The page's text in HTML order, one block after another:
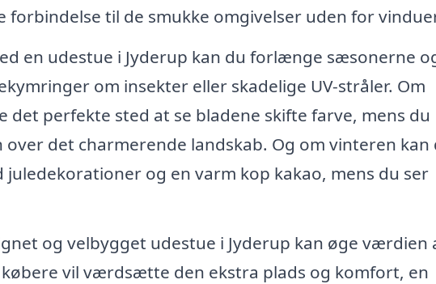
forbindelse til de smukke omgivelser uden for
en udestue i Jyderup kan du forlænge sæsonerne
om insekter eller skadelige UV-stråler. Om
perfekte sted at se bladene skifte farve, mens du
det charmerende landskab. Og om vinteren kan
juledekorationer og en varm kop kakao, mens du ser
og velbygget udestue i Jyderup kan øge værdien
vil værdsætte den ekstra plads og komfort, en